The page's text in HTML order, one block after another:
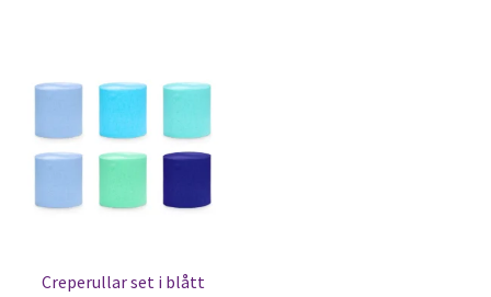
Creperullar set i blått